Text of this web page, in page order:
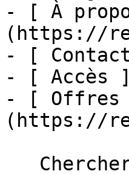
- [ À
(https://
- [
- [ Accès
- [ Offres
(https://